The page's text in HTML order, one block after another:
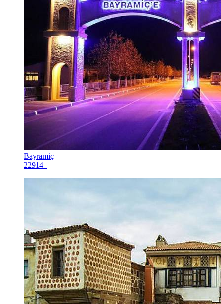
Bayramiç
22914